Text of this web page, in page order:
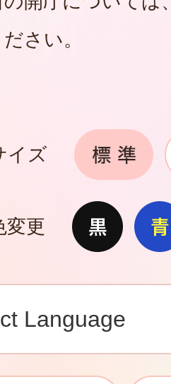
さい。
イズ
変更